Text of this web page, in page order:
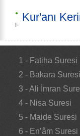
Kur'anı
1 - Fatiha Suresi
2 - Bakara Suresi
3 - Ali İmran
4 - Nisa Suresi
5 - Maide Suresi
6 - En’âm Suresi